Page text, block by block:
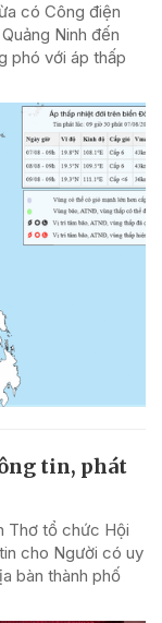
có Công điện
Ninh đến
phó với áp thấp
tin, phát
Thơ tổ chức Hội
cho Người có uy
bàn thành phố